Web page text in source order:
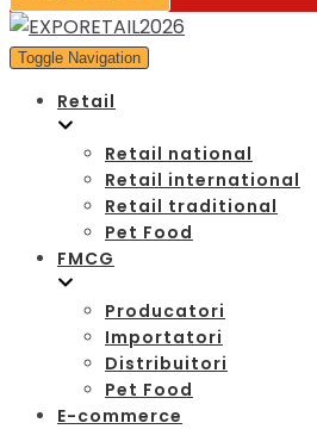
Toggle Navigation
Retail
Retail national
Retail international
Retail traditional
Pet Food
FMCG
Producatori
Importatori
Distribuitori
Pet Food
E-commerce